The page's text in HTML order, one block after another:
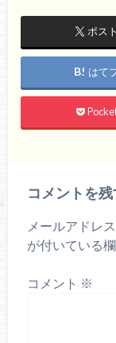
ポスト
はて
コメントを
メールアドレ
が付いている
コメント ※